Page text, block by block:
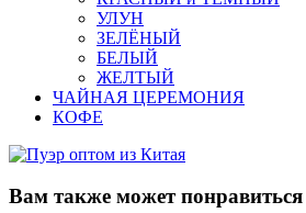
УЛУН
ЗЕЛЁНЫЙ
БЕЛЫЙ
ЖЕЛТЫЙ
ЧАЙНАЯ ЦЕРЕМОНИЯ
КОФЕ
Вам также может понравиться